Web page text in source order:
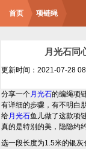
首页 项链绳
月光石同
更新时间：2021-07-28
分享一个月光石的编绳项
有详细的步骤，有不明白
给月光石鱼儿做了这款项
真的是特别的美，隐隐约
选一段长度为1.5米的银